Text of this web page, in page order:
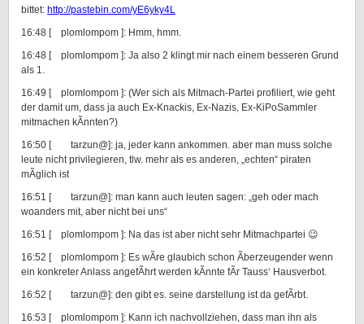
bittet: http://pastebin.com/yE6yky4L
16:48 [ plomlompom ]: Hmm, hmm.
16:48 [ plomlompom ]: Ja also 2 klingt mir nach einem besseren Grund
als 1.
16:49 [ plomlompom ]: (Wer sich als Mitmach-Partei profiliert, wie geht
der damit um, dass ja auch Ex-Knackis, Ex-Nazis, Ex-KiPoSammler
mitmachen kÃnnten?)
16:50 [ tarzun@]: ja, jeder kann ankommen. aber man muss solche
leute nicht privilegieren, tlw. mehr als es anderen, „echten“ piraten
mÃglich ist
16:51 [ tarzun@]: man kann auch leuten sagen: „geh oder mach
woanders mit, aber nicht bei uns“
16:51 [ plomlompom ]: Na das ist aber nicht sehr Mitmachpartei 😉
16:52 [ plomlompom ]: Es wÃre glaubich schon Ãberzeugender wenn
ein konkreter Anlass angefÃhrt werden kÃnnte fÃr Tauss‘ Hausverbot.
16:52 [ tarzun@]: den gibt es. seine darstellung ist da gefÃrbt.
16:53 [ plomlompom ]: Kann ich nachvollziehen, dass man ihn als